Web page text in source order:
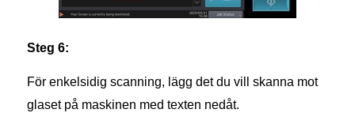
Steg 6:
För enkelsidig scanning, lägg det du vill skanna mot
glaset på maskinen med texten nedåt.